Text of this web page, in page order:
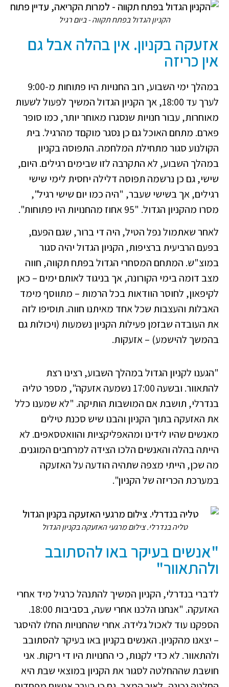
הקניון הגדול בפתח תקווה - ביום רגיל
אזעקה בקניון. אין בהלה אבל גם
אין כריזה
במהלך ימי השבוע, רוב החנויות היו פתוחות מ-9:00
לערך עד 18:00, אך הקניון הגדול המשיך לפעול לשעות
מאוחרות, עבור חנויות שנסגרו מאוחר יותר, כמו סופר
פארם. מתחם האוכל גם כן נסגר מוקםד מהרגיל. בית
הקולנוע סגור מתחילת המלחמה. התפוסה בקניון
במהלך השבוע, לא התקרבה לזו שבימים רגילים. היום,
שישי, גם כן נרשמה תפוסה דלילה יחסית לימי שישי
רגילים, אך בשישי שעבר, "היה כמו יום שישי רגיל",
מסרו מהקניון הגדול. "95 אחוז מהחנויות היו פתוחות".
לאחר שאתמול נפל הטיל, היה די ברור, שגם הפעם,
בפעם הרביעית ברציפות, הקניון הגדול יהיה סגור
במוצ"ש. המתחם המסחרי הגדול בפתח תקווה, חווה
מצב דומה בימי הקורונה, אך בניגוד לאותם ימים – כאן
לקיפאון, לחוסר הוודאות בכל הרמות – מתווסף מימד
האבלות והעצבות שכל אחד מאיתנו חווה. תוסיפו לזה
את העובדה שבזמן פעילות הקניון נשמעות (ויכולות גם
בהמשך להישמע) – אזעקות.
"הגענו לקניון הגדול במהלך השבוע, רצינו רצת
להתאוור. ובשעה 17:00 נשמעה אזעקה", מספר טליה
בנדרלי, תושבת אם המושבות הותיקה. "לא שמענו כלל
את האזעקה בתוך הקניון והבנו שיש סכנת טילים
מאנשים שהיו לידינו ומהאפליקציות והוואטסאפים. לא
הייתה בהלה והאנשים הלכו הצידה למרחבים המוגנים.
מה שכן, הייתי מצפה שתהיה הודעה על האזעקה
במערכת הכריזה של הקניון".
טליה בנדרלי. צילום מרגעי האזעקה בקניון הגדול
"אנשים בעיקר באו להסתובב
ולהתאוור"
לדברי בנדרלי, הקניון המשיך להתנהל כרגיל מיד אחרי
האזעקה. "אנחנו הלכנו אחרי שעה, בסביבות 18:00.
הספקנו עוד לאכול גלידה. אחרי שהחנויות החלו להיסגר
– יצאנו מהקניון. האנשים בקניון באו בעיקר להסתובב
ולהתאוור. לא כדי לקנות, כי החנויות היו די ריקות. אני
חושבת שההחלטה לסגור את הקניון במוצאי שבת היא